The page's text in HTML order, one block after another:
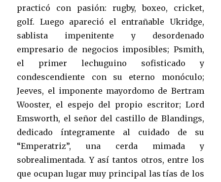
practicó con pasión: rugby, boxeo, cricket,
golf. Luego apareció el entrañable Ukridge,
sablista impenitente y desordenado
empresario de negocios imposibles; Psmith,
el primer lechuguino sofisticado y
condescendiente con su eterno monóculo;
Jeeves, el imponente mayordomo de Bertram
Wooster, el espejo del propio escritor; Lord
Emsworth, el señor del castillo de Blandings,
dedicado íntegramente al cuidado de su
“Emperatriz”, una cerda mimada y
sobrealimentada. Y así tantos otros, entre los
que ocupan lugar muy principal las tías de los